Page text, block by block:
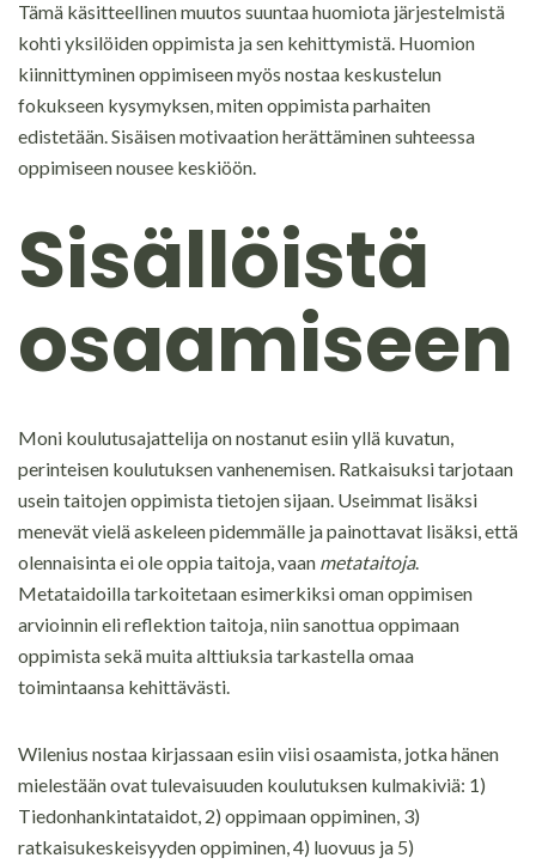
Tämä käsitteellinen muutos suuntaa huomiota järjestelmistä
kohti yksilöiden oppimista ja sen kehittymistä. Huomion
kiinnittyminen oppimiseen myös nostaa keskustelun
fokukseen kysymyksen, miten oppimista parhaiten
edistetään. Sisäisen motivaation herättäminen suhteessa
oppimiseen nousee keskiöön.
Sisällöistä
osaamiseen
Moni koulutusajattelija on nostanut esiin yllä kuvatun,
perinteisen koulutuksen vanhenemisen. Ratkaisuksi tarjotaan
usein taitojen oppimista tietojen sijaan. Useimmat lisäksi
menevät vielä askeleen pidemmälle ja painottavat lisäksi, että
olennaisinta ei ole oppia taitoja, vaan metataitoja.
Metataidoilla tarkoitetaan esimerkiksi oman oppimisen
arvioinnin eli reflektion taitoja, niin sanottua oppimaan
oppimista sekä muita alttiuksia tarkastella omaa
toimintaansa kehittävästi.
Wilenius nostaa kirjassaan esiin viisi osaamista, jotka hänen
mielestään ovat tulevaisuuden koulutuksen kulmakiviä: 1)
Tiedonhankintataidot, 2) oppimaan oppiminen, 3)
ratkaisukeskeisyyden oppiminen, 4) luovuus ja 5)